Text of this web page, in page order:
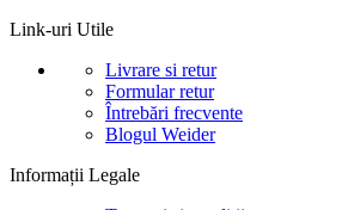
Link-uri Utile
Livrare si retur
Formular retur
Întrebări frecvente
Blogul Weider
Informații Legale